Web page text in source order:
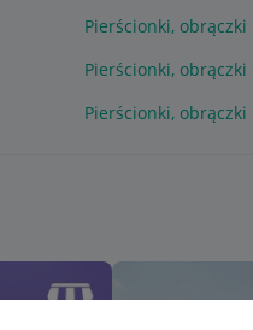
Pierścionki, obrączki
Pierścionki, obrączki
Pierścionki, obrączki